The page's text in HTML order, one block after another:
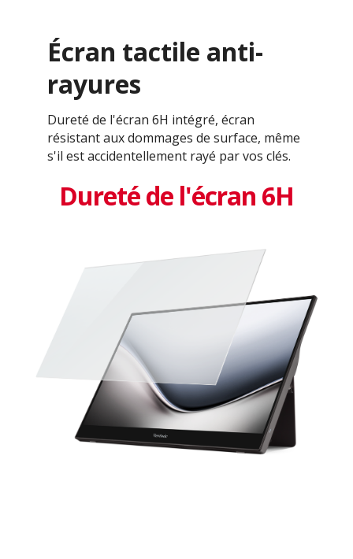
Écran tactile anti-
rayures
Dureté de l'écran 6H intégré, écran
résistant aux dommages de surface, même
s'il est accidentellement rayé par vos clés.
Dureté de l'écran 6H